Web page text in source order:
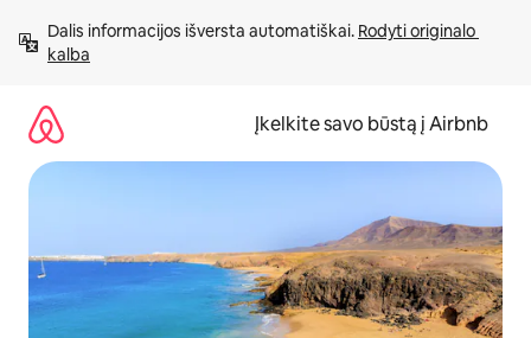
prie
turinio
Dalis informacijos išversta automatiškai. Rodyti originalo
kalba
Įkelkite savo būstą į Airbnb